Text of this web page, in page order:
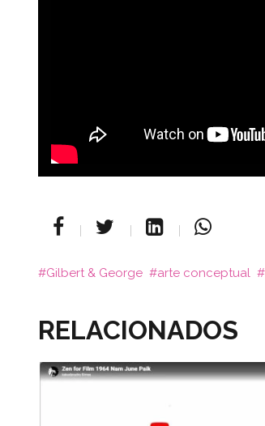
Gilbert & George arte conceptual
RELACIONADOS